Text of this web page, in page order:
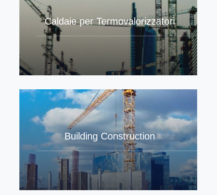
Caldaie per Termovalorizzatori
Building Construction